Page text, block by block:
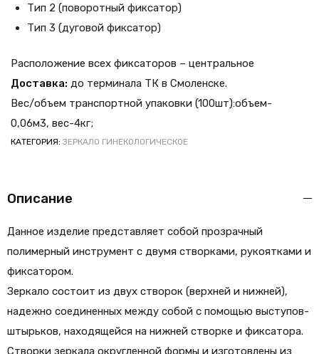
Тип 2 (поворотный фиксатор)
Тип 3 (дуговой фиксатор)
Расположение всех фиксаторов – центральное
Доставка: до терминала ТК в Смоленске.
Вес/объем транспортной упаковки (100шт):объем-
0,06м3, вес-4кг;
КАТЕГОРИЯ: ЗЕРКАЛО ГИНЕКОЛОГИЧЕСКОЕ
Описание
Данное изделие представляет собой прозрачный
полимерный инструмент с двумя створками, рукоятками и
фиксатором.
Зеркало состоит из двух створок (верхней и нижней),
надежно соединенных между собой с помощью выступов-
штырьков, находящейся на нижней створке и фиксатора.
Створки зеркала округленной формы и изготовлены из